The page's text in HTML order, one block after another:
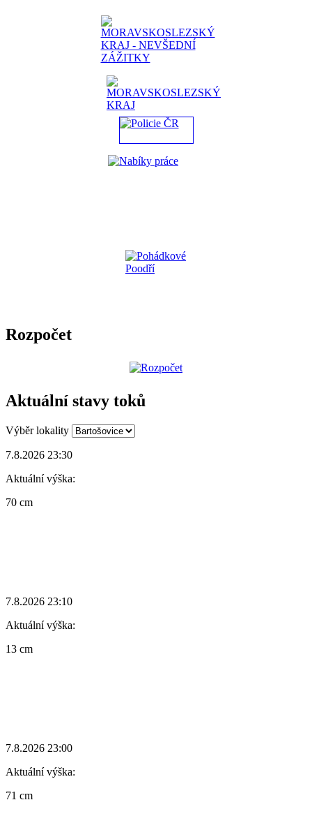
Rozpočet
Aktuální stavy toků
Výběr lokality
7.8.2026 23:30
Aktuální výška:
70 cm
7.8.2026 23:10
Aktuální výška:
13 cm
7.8.2026 23:00
Aktuální výška:
71 cm